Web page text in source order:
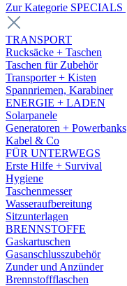
Zur Kategorie SPECIALS
TRANSPORT
Rucksäcke + Taschen
Taschen für Zubehör
Transporter + Kisten
Spannriemen, Karabiner
ENERGIE + LADEN
Solarpanele
Generatoren + Powerbanks
Kabel & Co
FÜR UNTERWEGS
Erste Hilfe + Survival
Hygiene
Taschenmesser
Wasseraufbereitung
Sitzunterlagen
BRENNSTOFFE
Gaskartuschen
Gasanschlusszubehör
Zunder und Anzünder
Brennstoffflaschen